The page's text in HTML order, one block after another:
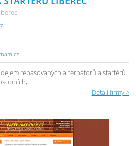
repasovaných alternátorů a startérů
...
Detail firmy >